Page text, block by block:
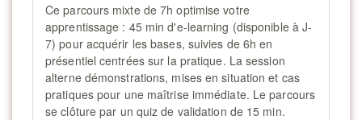
Ce parcours mixte de 7h optimise votre
apprentissage : 45 min d'e-learning (disponible à J-
7) pour acquérir les bases, suivies de 6h en
présentiel centrées sur la pratique. La session
alterne démonstrations, mises en situation et cas
pratiques pour une maîtrise immédiate. Le parcours
se clôture par un quiz de validation de 15 min.